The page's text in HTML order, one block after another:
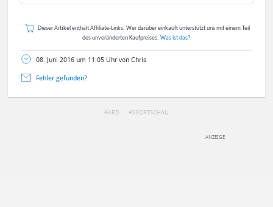
Dieser Artikel enthält Affiliate-Links. Wer darüber einkauft unterstützt uns mit einem Teil
des unveränderten Kaufpreises. Was ist das?
08. Juni 2016 um 11:05 Uhr von Chris
Fehler gefunden?
ARD SPORTSCHAU